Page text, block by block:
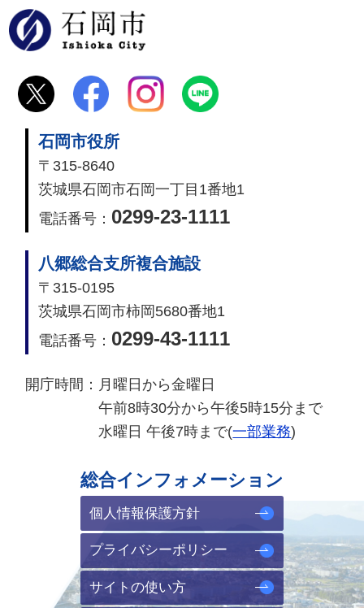
石岡市役所
〒315-8640
茨城県石岡市石岡一丁目1番地1
電話番号： 0299-23-1111
八郷総合支所複合施設
〒315-0195
茨城県石岡市柿岡5680番地1
電話番号： 0299-43-1111
開庁時間： 月曜日から金曜日
午前8時30分から午後5時15分まで
水曜日 午後7時まで(一部業務)
総合インフォメーション
個人情報保護方針
プライバシーポリシー
サイトの使い方